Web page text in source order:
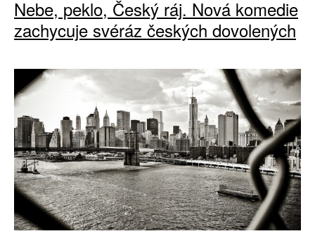
Nebe, peklo, Český ráj. Nová komedie
zachycuje svéráz českých dovolených